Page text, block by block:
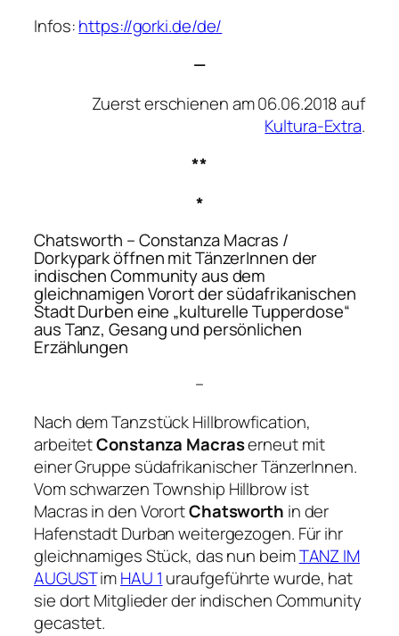
Infos:https://gorki.de/de/
—
Zuerst erschienen am 06.06.2018 auf
Kultura-Extra.
**
*
Chatsworth – Constanza Macras /
Dorkypark öffnen mit TänzerInnen der
indischen Community aus dem
gleichnamigen Vorort der südafrikanischen
Stadt Durben eine „kulturelle Tupperdose“
aus Tanz, Gesang und persönlichen
Erzählungen
–
Nach dem TanzstückHillbrowfication,
arbeitetConstanza Macraserneut mit
einer Gruppe südafrikanischer TänzerInnen.
Vom schwarzen Township Hillbrow ist
Macras in den VorortChatsworth in der
Hafenstadt Durban weitergezogen. Für ihr
gleichnamiges Stück, das nun beimTANZ IM
AUGUSTimHAU 1 uraufgeführte wurde, hat
sie dort Mitglieder der indischen Community
gecastet.